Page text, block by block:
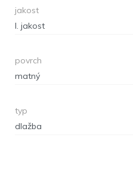
jakost
I. jakost
povrch
matný
typ
dlažba